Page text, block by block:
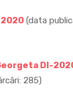
(data
DI-
285)